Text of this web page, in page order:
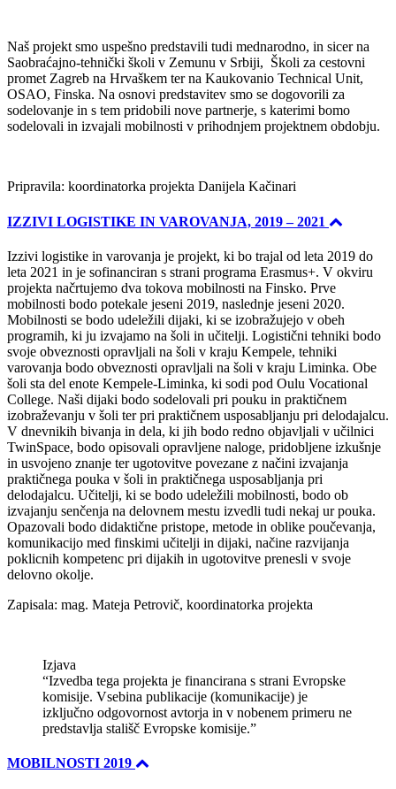
Naš projekt smo uspešno predstavili tudi mednarodno, in sicer na
Saobraćajno-tehnički školi v Zemunu v Srbiji, Školi za cestovni
promet Zagreb na Hrvaškem ter na Kaukovanio Technical Unit,
OSAO, Finska. Na osnovi predstavitev smo se dogovorili za
sodelovanje in s tem pridobili nove partnerje, s katerimi bomo
sodelovali in izvajali mobilnosti v prihodnjem projektnem obdobju.
Pripravila: koordinatorka projekta Danijela Kačinari
IZZIVI LOGISTIKE IN VAROVANJA, 2019 – 2021
Izzivi logistike in varovanja je projekt, ki bo trajal od leta 2019 do
leta 2021 in je sofinanciran s strani programa Erasmus+. V okviru
projekta načrtujemo dva tokova mobilnosti na Finsko. Prve
mobilnosti bodo potekale jeseni 2019, naslednje jeseni 2020.
Mobilnosti se bodo udeležili dijaki, ki se izobražujejo v obeh
programih, ki ju izvajamo na šoli in učitelji. Logistični tehniki bodo
svoje obveznosti opravljali na šoli v kraju Kempele, tehniki
varovanja bodo obveznosti opravljali na šoli v kraju Liminka. Obe
šoli sta del enote Kempele-Liminka, ki sodi pod Oulu Vocational
College. Naši dijaki bodo sodelovali pri pouku in praktičnem
izobraževanju v šoli ter pri praktičnem usposabljanju pri delodajalcu.
V dnevnikih bivanja in dela, ki jih bodo redno objavljali v učilnici
TwinSpace, bodo opisovali opravljene naloge, pridobljene izkušnje
in usvojeno znanje ter ugotovitve povezane z načini izvajanja
praktičnega pouka v šoli in praktičnega usposabljanja pri
delodajalcu. Učitelji, ki se bodo udeležili mobilnosti, bodo ob
izvajanju senčenja na delovnem mestu izvedli tudi nekaj ur pouka.
Opazovali bodo didaktične pristope, metode in oblike poučevanja,
komunikacijo med finskimi učitelji in dijaki, načine razvijanja
poklicnih kompetenc pri dijakih in ugotovitve prenesli v svoje
delovno okolje.
Zapisala: mag. Mateja Petrovič, koordinatorka projekta
Izjava
“Izvedba tega projekta je financirana s strani Evropske
komisije. Vsebina publikacije (komunikacije) je
izključno odgovornost avtorja in v nobenem primeru ne
predstavlja stališč Evropske komisije.”
MOBILNOSTI 2019